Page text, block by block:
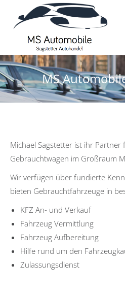
MS
Michael Sagstetter ist ihr Partner
Gebrauchtwagen im Großraum
Wir verfügen über fundierte
bieten Gebrauchtfahrzeuge in
KFZ An- und Verkauf
Fahrzeug Vermittlung
Fahrzeug Aufbereitung
Hilfe rund um den
Zulassungsdienst